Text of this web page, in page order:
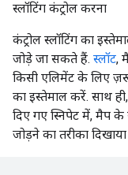
स्लॉटिंग कंट्रोल करना
कंट्रोल स्लॉटिंग का
जोड़े जा सकते हैं. स्लॉट,
किसी एलिमेंट के लिए
का इस्तेमाल करें. साथ ही,
दिए गए स्निपेट में, मैप
जोड़ने का तरीका